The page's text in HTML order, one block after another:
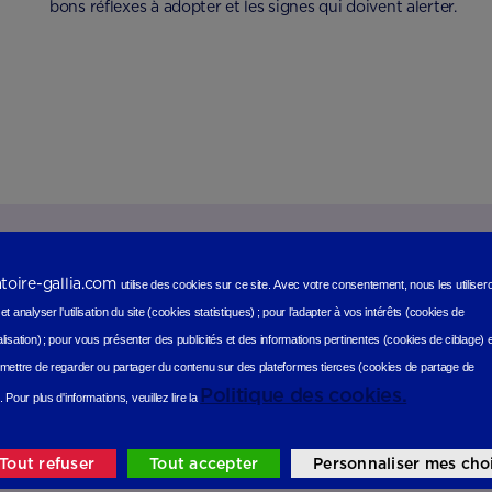
bons réflexes à adopter et les signes qui doivent alerter.
d’une écoute ?
gallia.com utilise des cookies sur ce site.Avec votre consentement, nous les
analyser l'utilisation du site (cookies statistiques) ;pour l'adapter à vos intérêts (cookies de
;pour vous présenter des publicités et des informations pertinentes (cookies de ciblage)
de regarder ou partager du contenu sur des plateformes tierces (cookies de partage de
Pour plus d'informations, veuillez lire la Politique des cookies.
Tout refuser Tout accepter Personnaliser mes